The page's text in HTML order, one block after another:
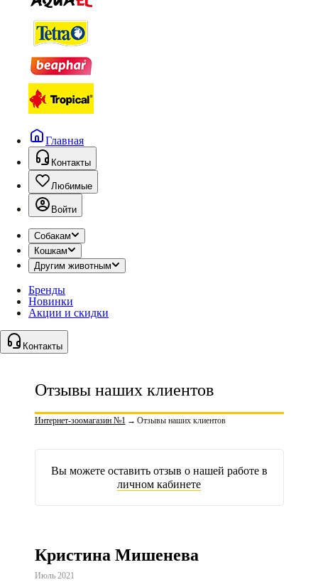
Главная
Контакты
Любимые
Войти
Собакам
Кошкам
Другим животным
Бренды
Новинки
Акции и скидки
Контакты
Отзывы наших клиентов
Интернет-зоомагазин №1 → Отзывы наших клиентов
Вы можете оставить отзыв о нашей работе в
личном кабинете
Кристина Мишенева
Июль 2021